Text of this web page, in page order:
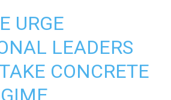
URGE
LEADERS
CONCRETE